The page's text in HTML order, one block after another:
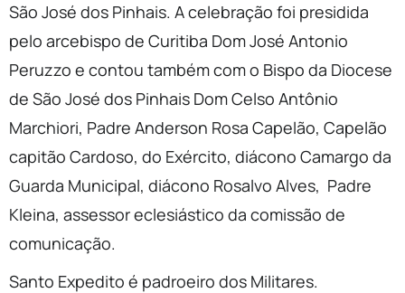
São José dos Pinhais. A celebração foi presidida
pelo arcebispo de Curitiba Dom José Antonio
Peruzzo e contou também com o Bispo da Diocese
de São José dos Pinhais Dom Celso Antônio
Marchiori, Padre Anderson Rosa Capelão, Capelão
capitão Cardoso, do Exército, diácono Camargo da
Guarda Municipal, diácono Rosalvo Alves, Padre
Kleina, assessor eclesiástico da comissão de
comunicação.
Santo Expedito é padroeiro dos Militares.